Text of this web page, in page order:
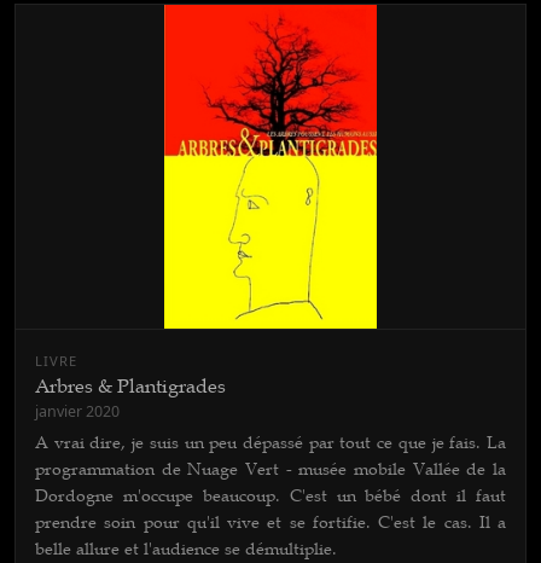
LIVRE
Arbres & Plantigrades
janvier 2020
A vrai dire, je suis un peu dépassé par tout ce que je fais. La
programmation de Nuage Vert - musée mobile Vallée de la
Dordogne m'occupe beaucoup. C'est un bébé dont il faut
prendre soin pour qu'il vive et se fortifie. C'est le cas. Il a
belle allure et l'audience se démultiplie.